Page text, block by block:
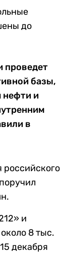
до
проведет
базы,
нефти и
в
российского
и
8 тыс.
15 декабря